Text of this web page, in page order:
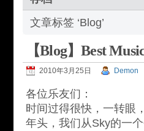
文章标签 ‘Blog’
【Blog】Best
2010年3月25日 Demon
各位乐友们：
时间过得很快，一转眼
年头，我们从Sky的一